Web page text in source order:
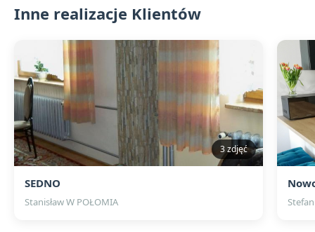
Inne realizacje Klientów
3 zdjęć
SEDNO
Stanisław W POŁOMIA